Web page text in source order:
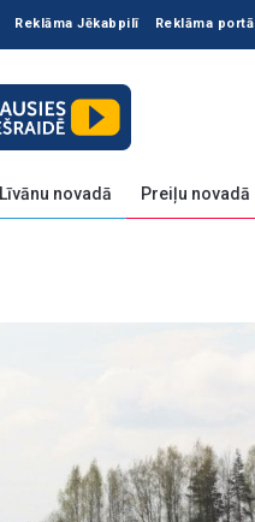
Reklāma Jēkabpilī Reklāma
Līvānu novadā Preiļu novadā